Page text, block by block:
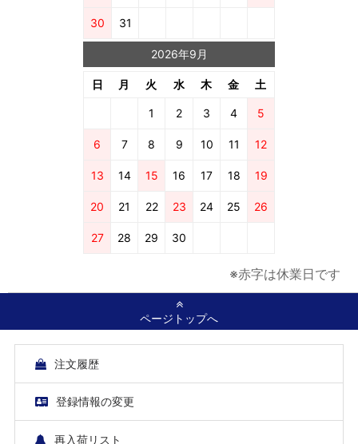
30 31
2026年9月
日 月 火 水 木 金 土
1 2 3 4 5
6 7 8 9 10 11 12
13 14 15 16 17 18 19
20 21 22 23 24 25 26
27 28 29 30
※赤字は休業日です
ページトップへ
注文履歴
登録情報の変更
再入荷リスト